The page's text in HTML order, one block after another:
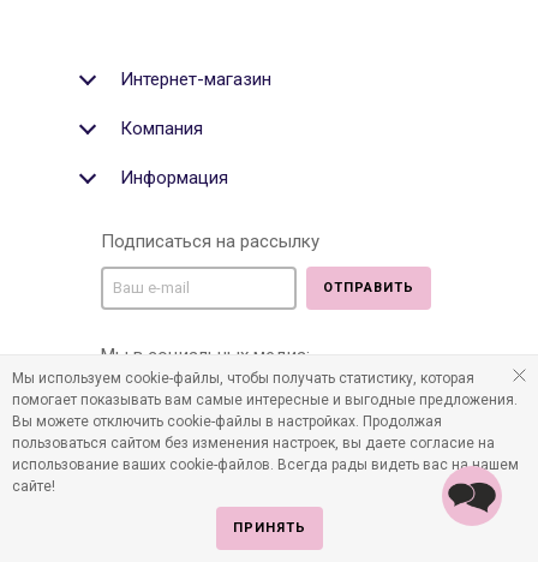
Интернет-магазин
Компания
Информация
Подписаться на рассылку
ОТПРАВИТЬ
Мы в социальных медиа:
©2011-2026 Все права защищены. Интернет-магазин
Мы используем cookie-файлы, чтобы получать статистику, которая
помогает показывать вам самые интересные и выгодные предложения.
Вы можете отключить cookie-файлы в настройках. Продолжая
пользоваться сайтом без изменения настроек, вы даете согласие на
использование ваших cookie-файлов. Всегда рады видеть вас на нашем
сайте!
ПРИНЯТЬ